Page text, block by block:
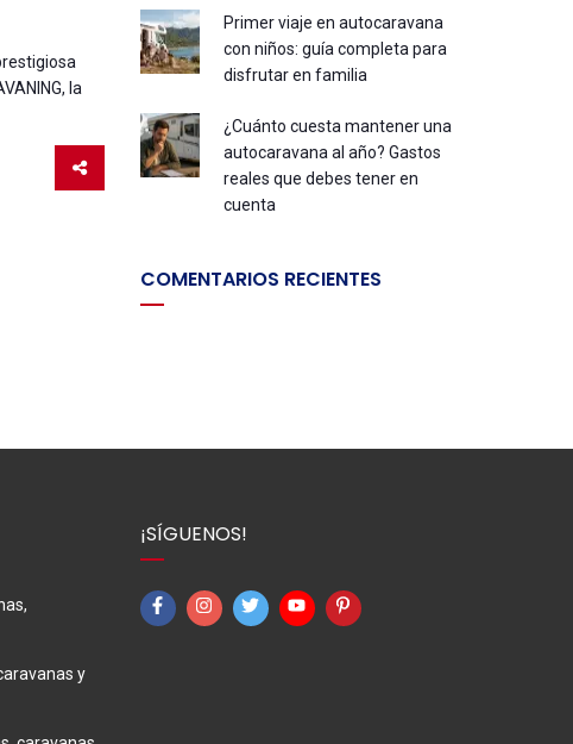
la
Primer viaje en autocaravana
con niños: guía completa para
disfrutar en familia
¿Cuánto cuesta mantener una
autocaravana al año? Gastos
reales que debes tener en
cuenta
COMENTARIOS RECIENTES
y
¡SÍGUENOS!